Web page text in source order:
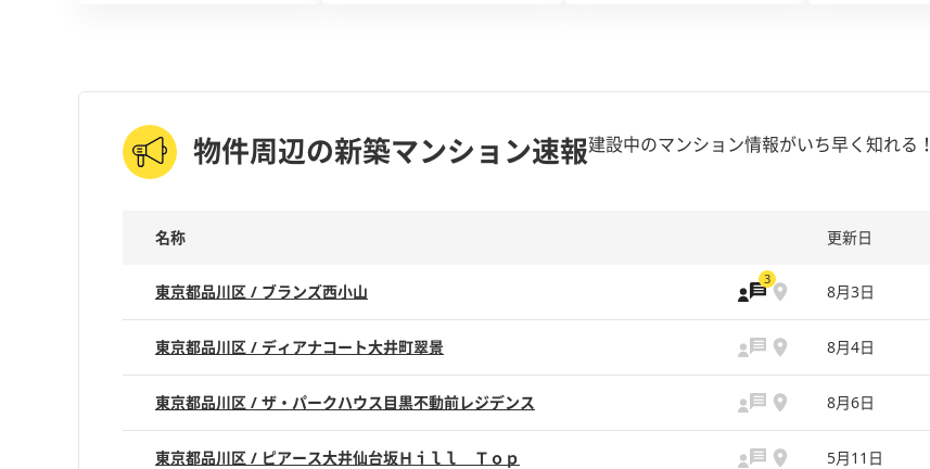
物件周辺の新築マンション速報建設中のマンション情報がいち早く知れる！
名称 更新日
東京都品川区 / ブランズ西小山
3
8月3日
東京都品川区 / ディアナコート大井町翠景 8月4日
東京都品川区 / ザ・パークハウス目黒不動前レジデンス 8月6日
東京都品川区 / ピアース大井仙台坂Ｈｉｌｌ Ｔｏｐ 5月11日